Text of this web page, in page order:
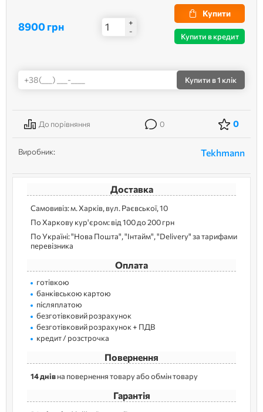
8900 грн
+
-
Купити
Купити в кредит
Купити в 1 клік
До порівняння 0 0
Виробник: Tekhmann
Доставка
Самовивіз: м. Харків, вул. Раєвської, 10
По Харкову кур'єром: від 100 до 200 грн
По Україні: "Нова Пошта", "Інтайм", "Delivery" за тарифами
перевізника
Оплата
готівкою
банківською картою
післяплатою
безготівковий розрахунок
безготівковий розрахунок + ПДВ
кредит / розстрочка
Повернення
14 днівна повернення товару або обмін товару
Гарантія